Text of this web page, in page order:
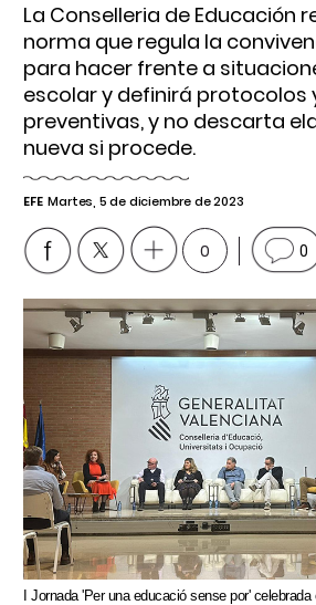
La Conselleria de Educación
norma que regula la
para hacer frente a
escolar y definirá protocolos
preventivas, y no descarta
nueva si procede.
EFE Martes, 5 de diciembre de 2023
0 0
I Jornada 'Per una educació sense por' celebrada